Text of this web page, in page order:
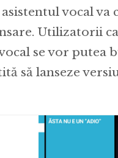
vocal va
Utilizatorii
se vor putea
să lanseze